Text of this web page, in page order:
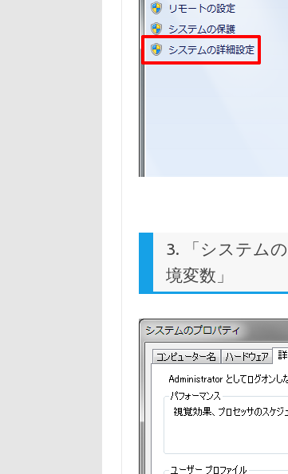
3. 「システム
境変数」